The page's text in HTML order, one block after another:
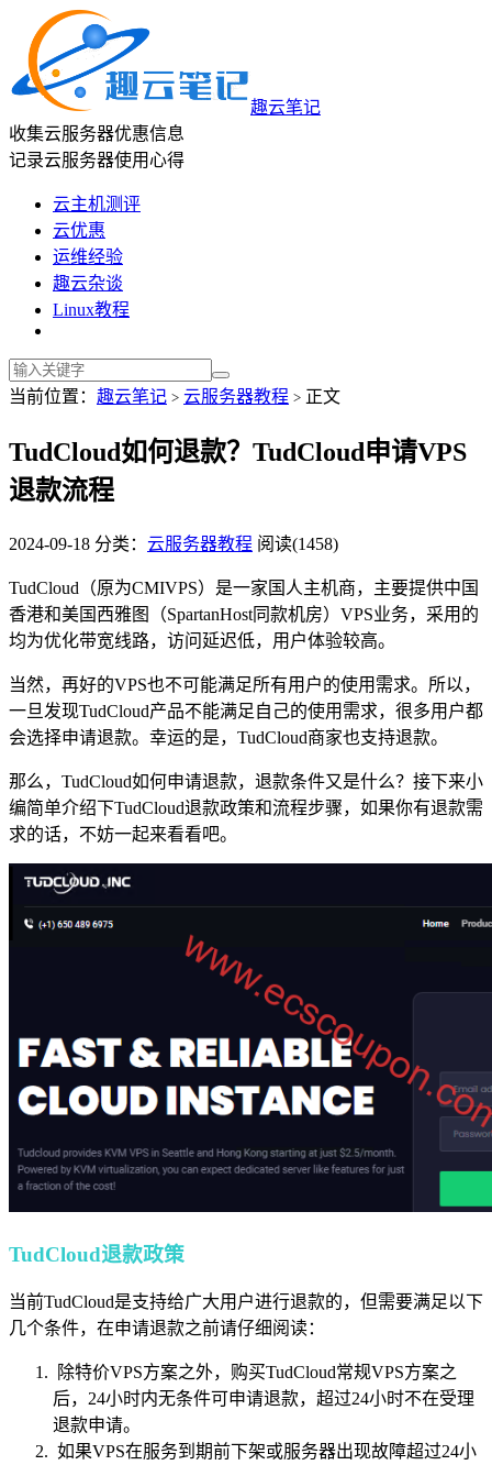
趣云笔记
收集云服务器优惠信息
记录云服务器使用心得
云主机测评
云优惠
运维经验
趣云杂谈
Linux教程
当前位置： 趣云笔记 > 云服务器教程 > 正文
TudCloud如何退款？TudCloud申请VPS
退款流程
2024-09-18 分类： 云服务器教程 阅读(1458)
TudCloud（原为CMIVPS）是一家国人主机商，主要提供中国
香港和美国西雅图（SpartanHost同款机房）VPS业务，采用的
均为优化带宽线路，访问延迟低，用户体验较高。
当然，再好的VPS也不可能满足所有用户的使用需求。所以，
一旦发现TudCloud产品不能满足自己的使用需求，很多用户都
会选择申请退款。幸运的是，TudCloud商家也支持退款。
那么，TudCloud如何申请退款，退款条件又是什么？接下来小
编简单介绍下TudCloud退款政策和流程步骤，如果你有退款需
求的话，不妨一起来看看吧。
TudCloud退款政策
当前TudCloud是支持给广大用户进行退款的，但需要满足以下
几个条件，在申请退款之前请仔细阅读：
除特价VPS方案之外，购买TudCloud常规VPS方案之
后，24小时内无条件可申请退款，超过24小时不在受理
退款申请。
如果VPS在服务到期前下架或服务器出现故障超过24小